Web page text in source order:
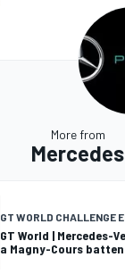
More from
Mercedes
GT WORLD CHALLENGE
GT World | Mercedes-
a Magny-Cours